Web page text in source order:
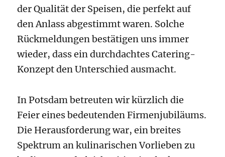
der Qualität der Speisen, die perfekt auf
den Anlass abgestimmt waren. Solche
Rückmeldungen bestätigen uns immer
wieder, dass ein durchdachtes Catering-
Konzept den Unterschied ausmacht.
In Potsdam betreuten wir kürzlich die
Feier eines bedeutenden Firmenjubiläums.
Die Herausforderung war, ein breites
Spektrum an kulinarischen Vorlieben zu